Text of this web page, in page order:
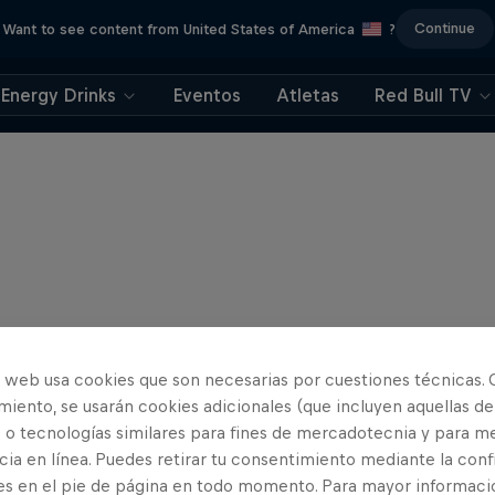
Want to see content from United States of America ? Continue
Energy Drinks Eventos Atletas Red Bull TV
web usa cookies que son necesarias por cuestiones técnicas.
se usarán cookies adicionales (que incluyen aquellas de
tecnologías similares para fines de mercadotecnia y para
en línea. Puedes retirar tu consentimiento mediante la
en el pie de página en todo momento. Para mayor